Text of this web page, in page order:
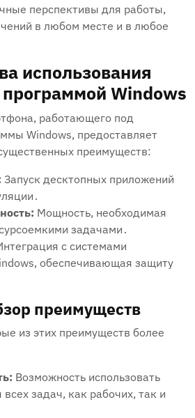
перспективы для работы,
в любом месте и в любое
использования
Windows
работающего под
Windows, предоставляет
преимуществ:
Запуск десктопных приложений
Мощность, необходимая
задачами․
с системами
обеспечивающая защиту
преимуществ
из этих преимуществ более
Возможность использовать
задач, как рабочих, так и